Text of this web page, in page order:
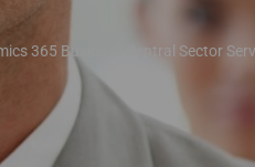
365 Business Central Sector